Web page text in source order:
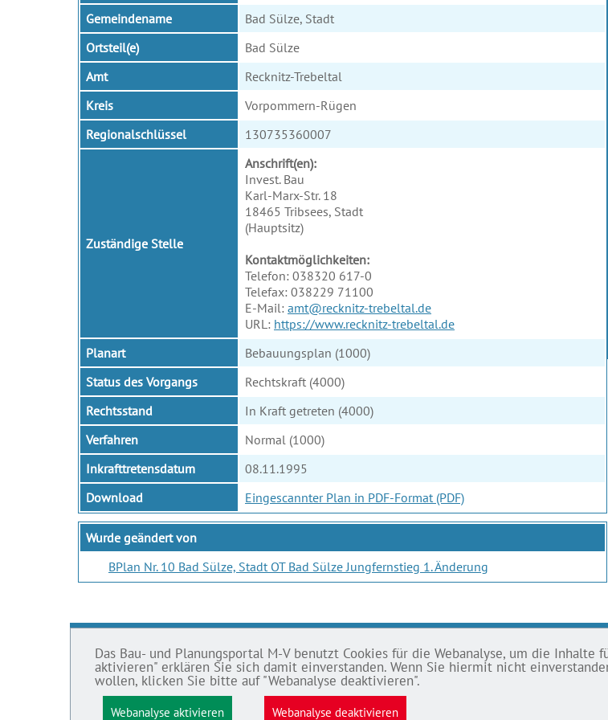
Das Bau- und Planungsportal M-V benutzt Cookies für die Webanalyse, um die
aktivieren" erklären Sie sich damit einverstanden. Wenn Sie hiermit nicht
wollen, klicken Sie bitte auf "Webanalyse deaktivieren".
Webanalyse aktivieren Webanalyse deaktivieren
Gemeindename
Bad Sülze, Stadt
Ortsteil(e)
Bad Sülze
Amt
Recknitz-Trebeltal
Kreis
Vorpommern-Rügen
Regionalschlüssel
130735360007
Zuständige Stelle
Anschrift(en):
Invest. Bau
Karl-Marx-Str. 18
18465 Tribsees, Stadt
(Hauptsitz)
Kontaktmöglichkeiten:
Telefon: 038320 617-0
Telefax: 038229 71100
E-Mail: amt@recknitz-trebeltal.de
URL: https://www.recknitz-trebeltal.de
Planart
Bebauungsplan (1000)
Status des Vorgangs
Rechtskraft (4000)
Rechtsstand
In Kraft getreten (4000)
Verfahren
Normal (1000)
Inkrafttretensdatum
08.11.1995
Download
Eingescannter Plan in PDF-Format (PDF)
Wurde geändert von
BPlan Nr. 10 Bad Sülze, Stadt OT Bad Sülze Jungfernstieg 1. Änderung
BAU- UND
PLANUNGSPORTAL M-V
Bauleitpläne und Satzungen
IMPRESSUM
Datenschutz
Impressum